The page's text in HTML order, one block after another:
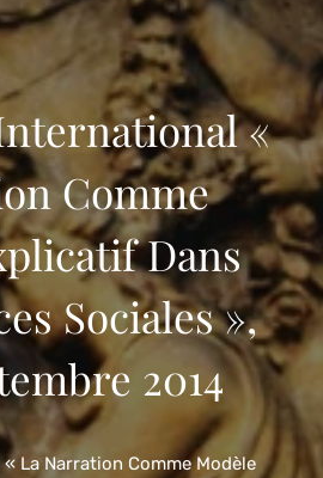
«
Comme
Dans
Sociales »,
2014
La Narration Comme Modèle